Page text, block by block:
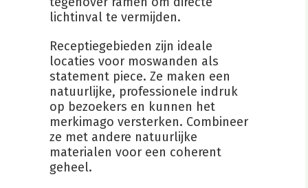
lichtinval te vermijden.
Receptiegebieden zijn ideale
locaties voor moswanden als
statement piece. Ze maken een
natuurlijke, professionele indruk
op bezoekers en kunnen het
merkimago versterken. Combineer
ze met andere natuurlijke
materialen voor een coherent
geheel.